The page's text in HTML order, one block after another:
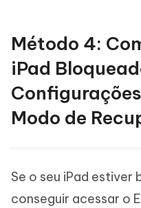
Método 4:
iPad
Modo de
Se o seu iPad estiver
conseguir acessar o